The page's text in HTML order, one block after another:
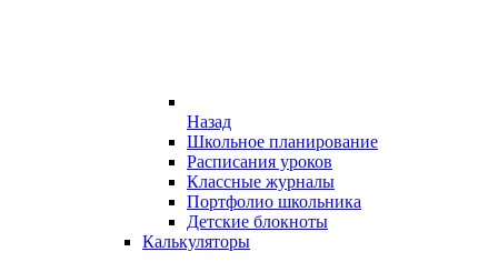
Назад
Школьное планирование
Расписания уроков
Классные журналы
Портфолио школьника
Детские блокноты
Калькуляторы